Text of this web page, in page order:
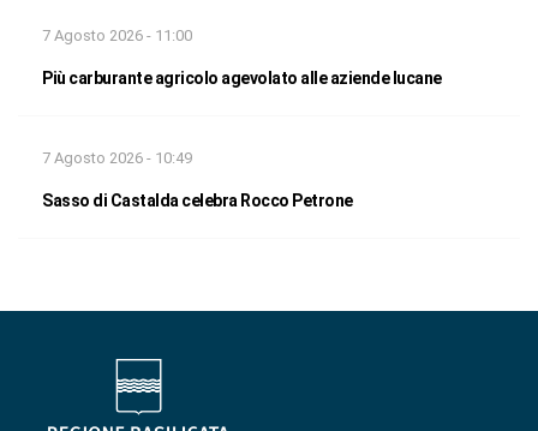
7 Agosto 2026 - 11:00
Più carburante agricolo agevolato alle aziende lucane
7 Agosto 2026 - 10:49
Sasso di Castalda celebra Rocco Petrone